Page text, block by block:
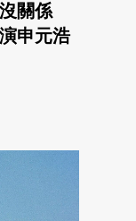
關係
申元浩